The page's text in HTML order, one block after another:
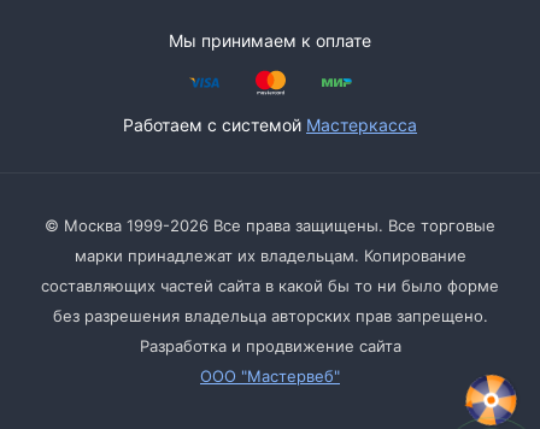
Мы принимаем к оплате
Работаем с системой Мастеркасса
© Москва 1999-2026 Все права защищены. Все торговые
марки принадлежат их владельцам. Копирование
составляющих частей сайта в какой бы то ни было форме
без разрешения владельца авторских прав запрещено.
Разработка и продвижение сайта
ООО "Мастервеб"